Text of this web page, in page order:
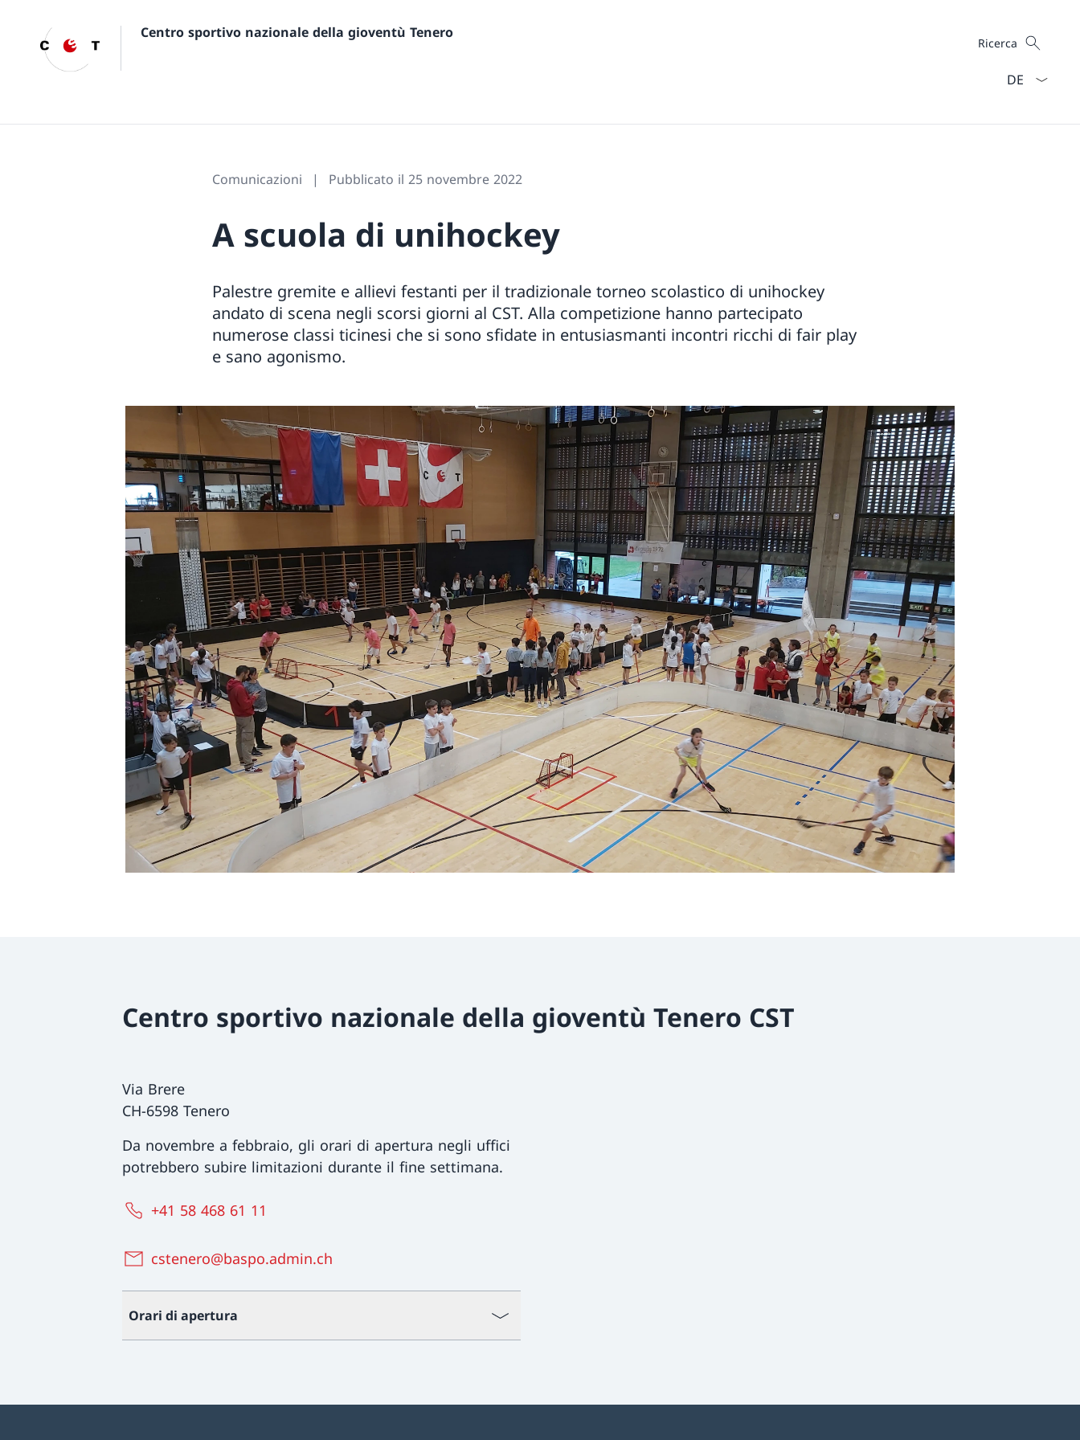
Centro sportivo nazionale della gioventù Tenero Cercare
Ricerca
Comunicazioni Pubblicato il 25 novembre 2022
A scuola di unihockey
Palestre gremite e allievi festanti per il tradizionale torneo scolastico di unihockey
andato di scena negli scorsi giorni al CST. Alla competizione hanno partecipato
numerose classi ticinesi che si sono sfidate in entusiasmanti incontri ricchi di fair play
e sano agonismo.
Centro sportivo nazionale della gioventù Tenero CST
Via Brere
CH-6598 Tenero
Da novembre a febbraio, gli orari di apertura negli uffici
potrebbero subire limitazioni durante il fine settimana.
+41 58 468 61 11
cstenero@baspo.admin.ch
Orari di apertura